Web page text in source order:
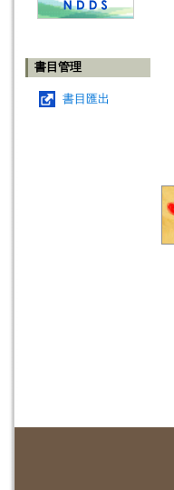
書目管理
書目匯出